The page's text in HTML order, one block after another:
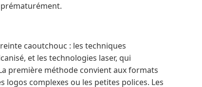
caoutchouc : les techniques
et les technologies laser, qui
première méthode convient aux formats
logos complexes ou les petites polices. Les